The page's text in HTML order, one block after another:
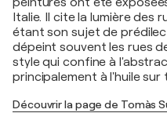
Italie. Il cite la lumière des
étant son sujet de
dépeint souvent les rues
style qui confine à
principalement à l'huile sur
Découvrir la page de Tomàs